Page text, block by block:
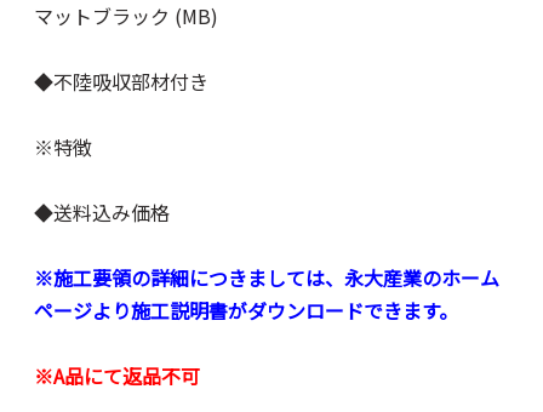
マットブラック (MB)
◆不陸吸収部材付き
※特徴
◆送料込み価格
※施工要領の詳細につきましては、永大産業のホーム
ページより施工説明書がダウンロードできます。
※A品にて返品不可